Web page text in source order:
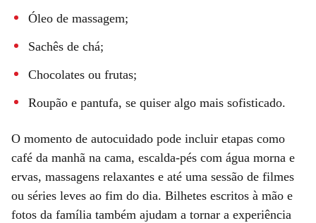
Óleo de massagem;
Sachês de chá;
Chocolates ou frutas;
Roupão e pantufa, se quiser algo mais sofisticado.
O momento de autocuidado pode incluir etapas como
café da manhã na cama, escalda-pés com água morna e
ervas, massagens relaxantes e até uma sessão de filmes
ou séries leves ao fim do dia. Bilhetes escritos à mão e
fotos da família também ajudam a tornar a experiência